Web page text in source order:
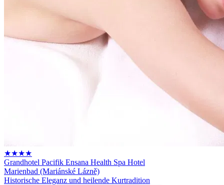
★★★★
Grandhotel Pacifik Ensana Health Spa Hotel
Marienbad (Mariánské Lázně)
Historische Eleganz und heilende Kurtradition